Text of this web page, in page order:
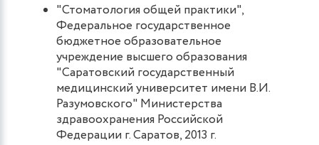
"Стоматология общей практики",
Федеральное государственное
бюджетное образовательное
учреждение высшего образования
"Саратовский государственный
медицинский университет имени В.И.
Разумовского" Министерства
здравоохранения Российской
Федерации г. Саратов, 2013 г.